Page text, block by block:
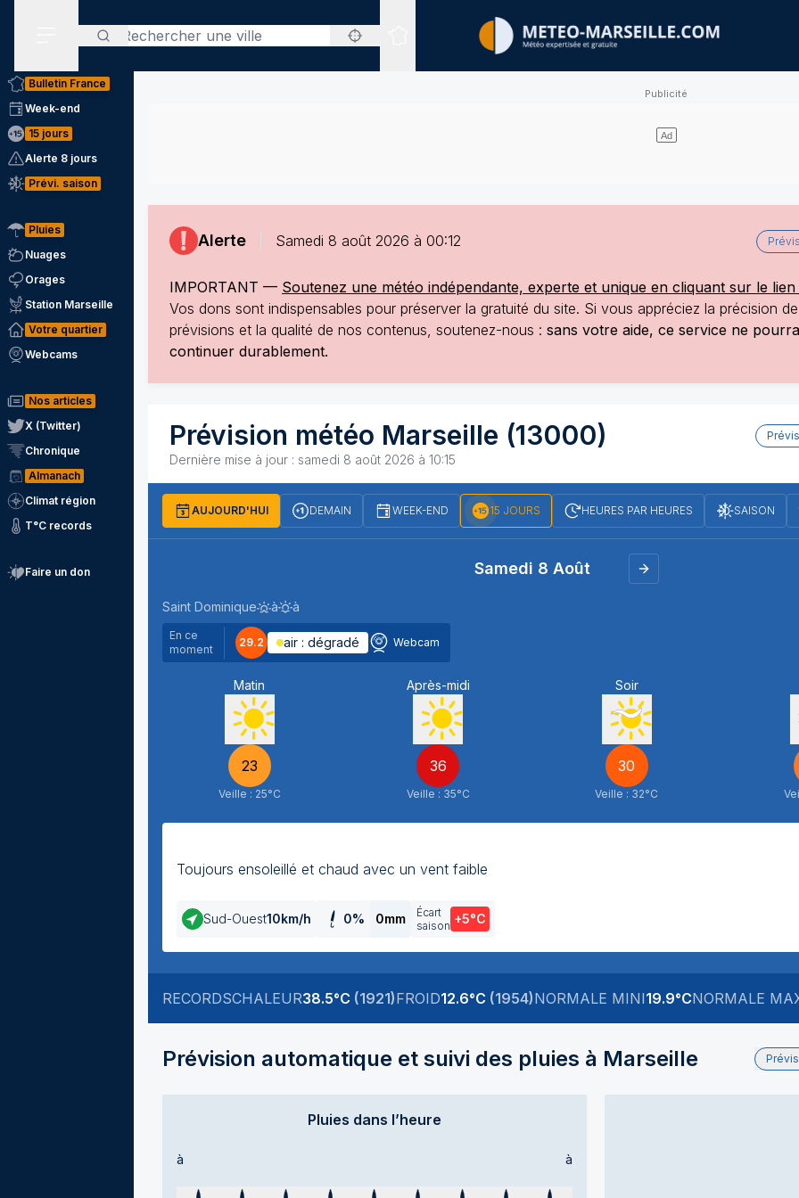
Rechercher
Sites expertisés
Bulletin France
Week-end
15 jours
Alerte 8 jours
Prévi. saison
Pluies
Nuages
Orages
Station Marseille
Votre quartier
Webcams
Nos articles
X (Twitter)
Chronique
Almanach
Climat région
T°C records
Faire un don
Alerte Samedi 8 août 2026 à 00:12
IMPORTANT — Soutenez une météo indépendante, experte et unique en cliquant sur le
Vos dons sont indispensables pour préserver la gratuité du site. Si vous appréciez la précision
prévisions et la qualité de nos contenus, soutenez-nous : sans votre aide, ce service ne
continuer durablement.
Prévision météo Marseille (13000)
Dernière mise à jour : samedi 8 août 2026 à 10:15
AUJOURD'HUI DEMAIN WEEK-END 15 JOURS HEURES PAR HEURES SAISON
Samedi 8 Août
samedi 8 août
Saint DominiqueLevé du soleil
à Couché du soleil
à
En ce
moment
29.2 air : dégradé Webcam
Matin
23
Veille : 25°C
Après-midi
36
Veille : 35°C
Soir
30
Veille : 32°C
Toujours ensoleillé et chaud avec un vent faible
Sud-Ouest10km/h 0% 0mm
Écart
saison +5°C
RECORDSCHALEUR38.5°C (1921)FROID12.6°C (1954)NORMALE MINI19.9°CNORMALE
Prévision automatique et suivi des pluies à Marseille
Pluies dans l’heure
à à
Temps secTemps secTemps secTemps secTemps secTemps secTemps secTemps secTemps sec
Douceur / Forte
Explication des
Pourquoi la
bloquée sur la